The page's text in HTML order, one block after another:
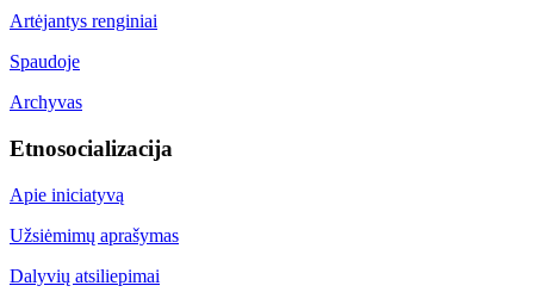
Artėjantys renginiai
Spaudoje
Archyvas
Etnosocializacija
Apie iniciatyvą
Užsiėmimų aprašymas
Dalyvių atsiliepimai